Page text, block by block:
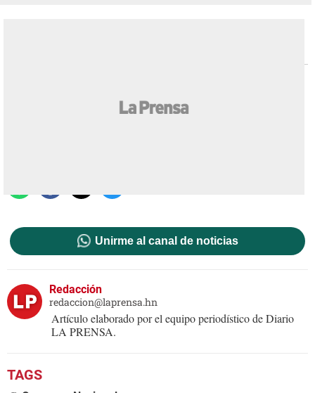
Amnistías tributarias
Unirme al canal de noticias
Redacción
redaccion@laprensa.hn
Artículo elaborado por el equipo periodístico de Diario
LA PRENSA.